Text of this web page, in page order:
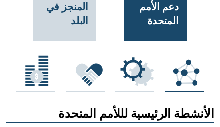
دعم الأمم
المتحدة
المنجز في
البلد
الأنشطة الرئيسية لللأمم المتحدة